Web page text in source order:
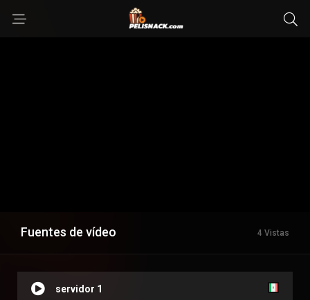
Fuentes de vídeo 4 Vistas
servidor 1